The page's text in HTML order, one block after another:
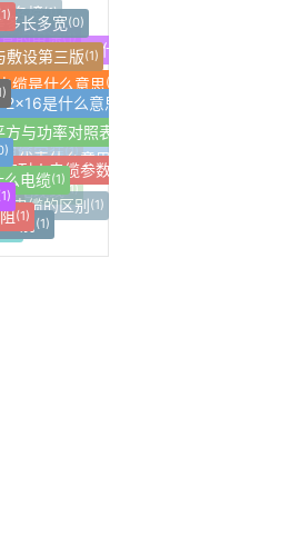
机(1)
(1)
名榜(1)
的用途(1)
型手册(1)
并) (1)
多长多宽(0)
作业范围是什么
缆线线径规格 (1)
是什么电缆(1)
缆安装 (1)
(1)
敷设第三版(1)
缆是什么意思(1)
电缆B1B2使用规范要求
代表什么意思
电缆线(1)
(1)
是什么意思
与功率对照表
耐火电缆参数
电缆的区别(1)
(1)
电缆(1)
(1)
区别(1)
(1)